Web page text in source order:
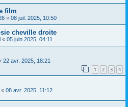
film
« 08 juil. 2025, 10:50
cheville droite
« 05 juin 2025, 04:11
22 avr. 2025, 18:21
1 2 3 4
« 08 avr. 2025, 11:12